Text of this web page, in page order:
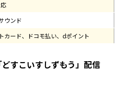
ウンド
カード、ドコモ払い、dポイント
すこいすしずもう」配信